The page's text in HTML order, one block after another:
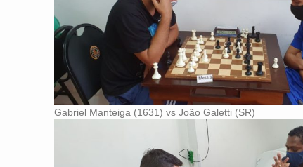
Gabriel Manteiga (1631) vs João Galetti (SR)